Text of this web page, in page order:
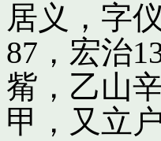
居义，字
87，宏治
觜，乙山
甲，又立